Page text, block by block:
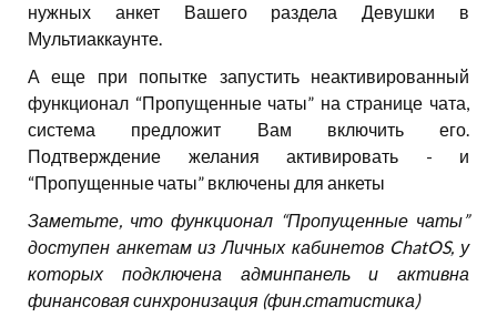
нужных анкет Вашего раздела Девушки в
Мультиаккаунте.
А еще при попытке запустить неактивированный
функционал “Пропущенные чаты” на странице чата,
система предложит Вам включить его.
Подтверждение желания активировать - и
“Пропущенные чаты” включены для анкеты
Заметьте, что функционал “Пропущенные чаты”
доступен анкетам из Личных кабинетов ChatOS, у
которых подключена админпанель и активна
финансовая синхронизация (фин.статистика)